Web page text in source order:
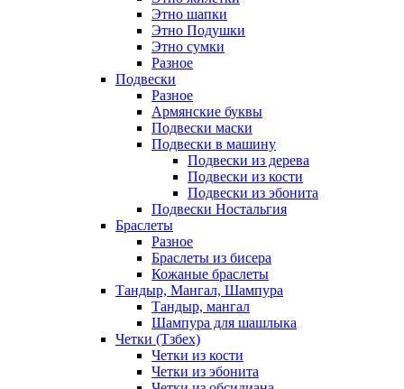
Этно шапки
Этно Подушки
Этно сумки
Разное
Подвески
Разное
Армянские буквы
Подвески маски
Подвески в машину
Подвески из дерева
Подвески из кости
Подвески из эбонита
Подвески Ностальгия
Браслеты
Разное
Браслеты из бисера
Кожаные браслеты
Тандыр, Мангал, Шампура
Тандыр, мангал
Шампура для шашлыка
Четки (Тзбех)
Четки из кости
Четки из эбонита